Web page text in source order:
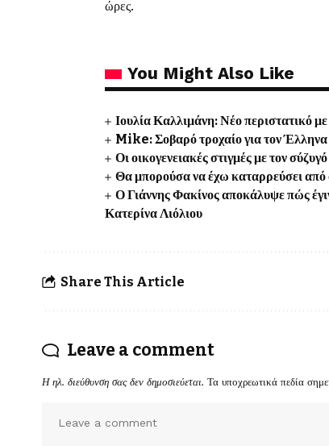
ώρες.
You Might Also Like
Ιουλία Καλλιμάνη: Νέο περιστατικό
Mike: Σοβαρό τροχαίο για τον
Οι οικογενειακές στιγμές με τον
Θα μπορούσα να έχω καταρρεύσει από
Ο Γιάννης Φακίνος αποκάλυψε πώς
Κατερίνα Λιόλιου
Share This Article
Leave a comment
Η ηλ. διεύθυνση σας δεν δημοσιεύεται. Τα υποχρεωτικά πεδία